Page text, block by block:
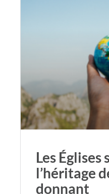
Les
l’héritage
donnant